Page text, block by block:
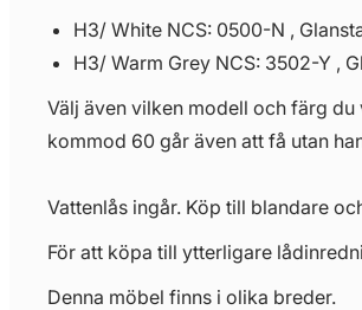
H3/ White NCS: 0500-N ,
H3/ Warm Grey NCS: 3502-Y ,
Välj även vilken modell och färg
kommod 60 går även att få utan
Vattenlås ingår. Köp till blandare
För att köpa till ytterligare
Denna möbel finns i olika breder.